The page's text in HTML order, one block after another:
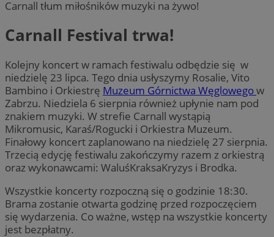
Carnall tłum miłośników muzyki na żywo!
Carnall Festival trwa!
Kolejny koncert w ramach festiwalu odbędzie się w
niedzielę 23 lipca. Tego dnia usłyszymy Rosalie, Vito
Bambino i Orkiestrę Muzeum Górnictwa Węglowegow
Zabrzu. Niedziela 6 sierpnia również upłynie nam pod
znakiem muzyki. W strefie Carnall wystąpią
Mikromusic, Karaś/Rogucki i Orkiestra Muzeum.
Finałowy koncert zaplanowano na niedzielę 27 sierpnia.
Trzecią edycję festiwalu zakończymy razem z orkiestrą
oraz wykonawcami: WaluśKraksaKryzys i Brodka.
Wszystkie koncerty rozpoczną się o godzinie 18:30.
Brama zostanie otwarta godzinę przed rozpoczęciem
się wydarzenia. Co ważne, wstęp na wszystkie koncerty
jest bezpłatny.